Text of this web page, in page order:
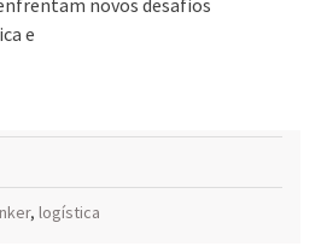
novos desafios
e
, logística